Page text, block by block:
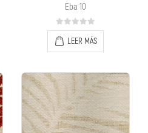
Eba 10
0out of 5
LEER MÁS